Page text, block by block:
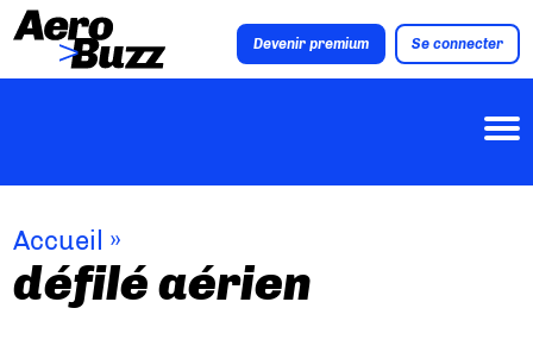
Devenir premium Se connecter
Accueil »
défilé aérien